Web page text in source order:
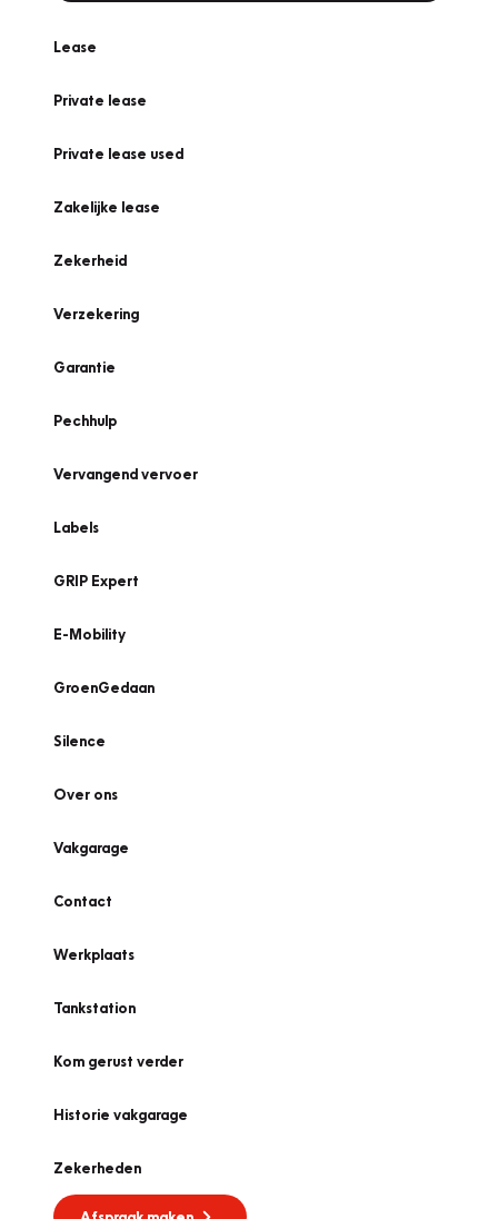
Lease
Private lease
Private lease used
Zakelijke lease
Zekerheid
Verzekering
Garantie
Pechhulp
Vervangend vervoer
Labels
GRIP Expert
E-Mobility
GroenGedaan
Silence
Over ons
Vakgarage
Contact
Werkplaats
Tankstation
Kom gerust verder
Historie vakgarage
Zekerheden